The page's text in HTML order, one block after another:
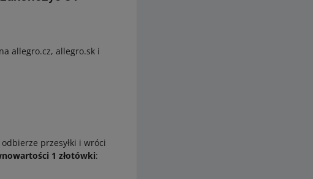
allegro.cz, allegro.sk i
przesyłki i wróci
1 złotówki: